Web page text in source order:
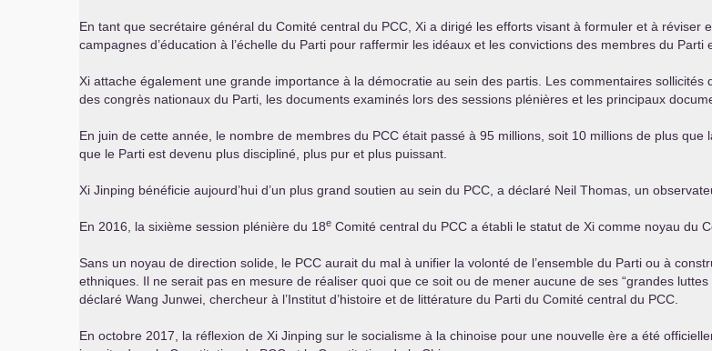
En tant que secrétaire général du Comité central du PCC , Xi a dirigé les efforts visant à formuler et à
campagnes d’éducation à l’échelle du Parti pour raffermir les idéaux et les convictions des membres du Parti
Xi attache également une grande importance à la démocratie au sein des partis. Les commentaires sollicités
des congrès nationaux du Parti, les documents examinés lors des sessions plénières et les principaux
En juin de cette année, le nombre de membres du PCC était passé à 95 millions, soit 10 millions de plus que
que le Parti est devenu plus discipliné, plus pur et plus puissant.
Xi Jinping bénéficie aujourd’hui d’un plus grand soutien au sein du PCC , a déclaré Neil Thomas, un
En 2016, la sixième session plénière du 18e Comité central du PCC a établi le statut de Xi comme noyau du
Sans un noyau de direction solide, le PCC aurait du mal à unifier la volonté de l’ensemble du Parti ou à
ethniques. Il ne serait pas en mesure de réaliser quoi que ce soit ou de mener aucune de ses “grandes
déclaré Wang Junwei, chercheur à l’Institut d’histoire et de littérature du Parti du Comité central du PCC
En octobre 2017, la réflexion de Xi Jinping sur le socialisme à la chinoise pour une nouvelle ère a été